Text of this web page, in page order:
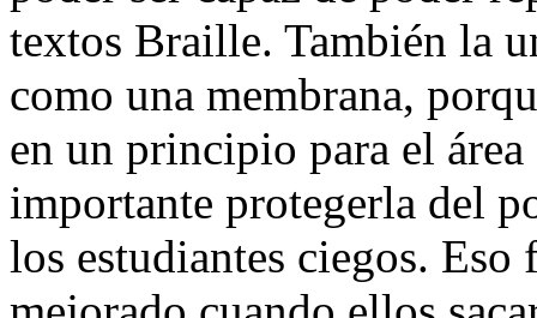
textos Braille. También la
como una membrana,
en un principio para el
importante protegerla del
los estudiantes ciegos. Eso